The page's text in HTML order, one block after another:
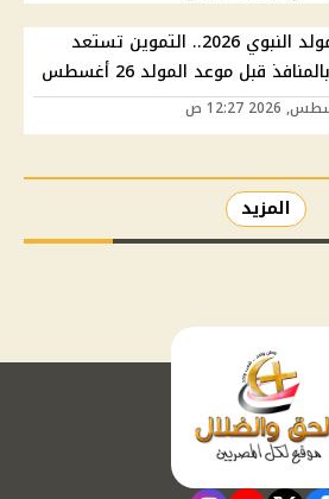
حلوى المولد النبوي 2026.. التموين تستعد
قبل موعد المولد 26 أغسطس
المزيد